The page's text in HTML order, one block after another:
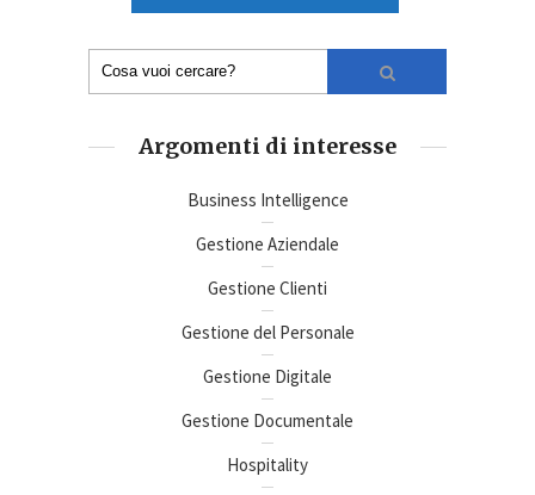
Argomenti di interesse
Business Intelligence
Gestione Aziendale
Gestione Clienti
Gestione del Personale
Gestione Digitale
Gestione Documentale
Hospitality